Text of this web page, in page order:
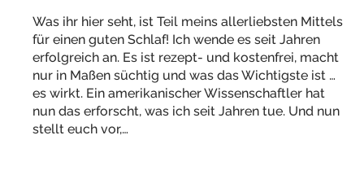
Was ihr hier seht, ist Teil meins allerliebsten Mittels
für einen guten Schlaf! Ich wende es seit Jahren
erfolgreich an. Es ist rezept- und kostenfrei, macht
nur in Maßen süchtig und was das Wichtigste ist …
es wirkt. Ein amerikanischer Wissenschaftler hat
nun das erforscht, was ich seit Jahren tue. Und nun
stellt euch vor,…